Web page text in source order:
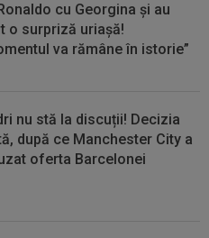
cu Georgina și au
o surpriză uriașă!
va rămâne în istorie”
nu stă la discuții! Decizia
după ce Manchester City a
oferta Barcelonei